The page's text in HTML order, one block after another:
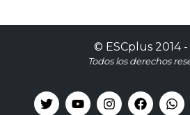
© ESCplus2014 -
Todos los derechos